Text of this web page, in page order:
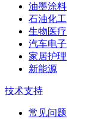
油墨涂料
石油化工
生物医疗
汽车电子
家居护理
新能源
技术支持
常见问题